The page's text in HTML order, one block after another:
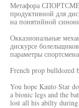
Метафора
продуктивной для
на понятийной
Окказиональные
дискурсе
параметры
French prop bulldozed
You hope Kauto Star
a bionic legs and the
lost all his abilty